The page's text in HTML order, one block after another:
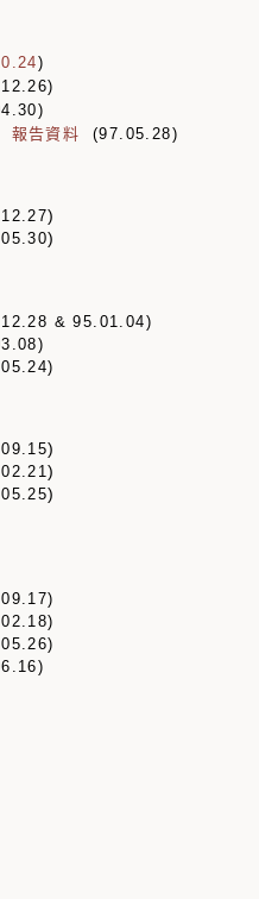
)
)
)
報告資料 (97.05.28)
)
)
& 95.01.04)
)
)
)
)